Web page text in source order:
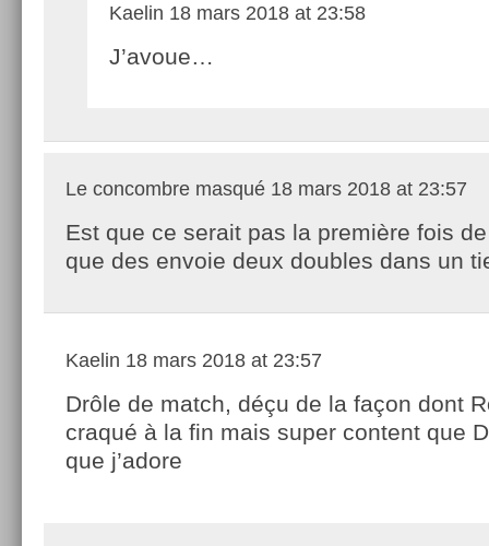
Kaelin 18 mars 2018 at 23:58
J’avoue…
Le concombre masqué 18 mars 2018 at 23:57
Est que ce serait pas la première fois
que des envoie deux doubles dans un
Kaelin 18 mars 2018 at 23:57
Drôle de match, déçu de la façon dont
craqué à la fin mais super content que
que j’adore